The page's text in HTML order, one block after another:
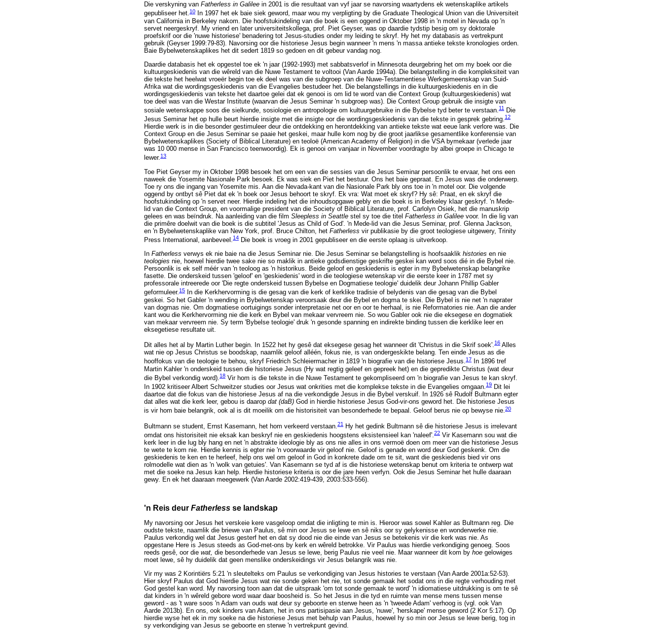
Die verskyning van Fatherless in Galilee in 2001 is die resultaat van vyf jaar se navorsing waartydens ek wetenskaplike artikels
gepubliseer het.10
In 1997 het ek baie siek geword, maar wou my verpligting by die Graduate Theological Union van die Universiteit
van California in Berkeley nakom. Die hoofstukindeling van die boek is een oggend in Oktober 1998 in 'n motel in Nevada op 'n
servet neergeskryf. My vriend en later universiteitskollega, prof. Piet Geyser, was op daardie tydstip besig om sy doktorale
proefskrif oor die 'nuwe historiese' benadering tot Jesus-studies onder my leiding te skryf. Hy het my databasis as vertrekpunt
gebruik (Geyser 1999:79-83). Navorsing oor die historiese Jesus begin wanneer 'n mens 'n massa antieke tekste kronologies orden.
Baie Bybelwetenskaplikes het dit sedert 1819 so gedoen en dit gebeur vandag nog.
Daardie databasis het ek opgestel toe ek 'n jaar (1992-1993) met sabbatsverlof in Minnesota deurgebring het om my boek oor die
kultuurgeskiedenis van die wêreld van die Nuwe Testament te voltooi (Van Aarde 1994a). Die belangstelling in die kompleksiteit van
die tekste het heelwat vroeër begin toe ek deel was van die subgroep van die Nuwe-Testamentiese Werkgemeenskap van Suid-
Afrika wat die wordingsgeskiedenis van die Evangelies bestudeer het. Die belangstellings in die kultuurgeskiedenis en in die
wordingsgeskiedenis van tekste het daartoe gelei dat ek genooi is om lid te word van die Context Group (kultuurgeskiedenis) wat
toe deel was van die Westar Institute (waarvan die Jesus Seminar 'n subgroep was). Die Context Group gebruik die insigte van
sosiale wetenskappe soos die sielkunde, sosiologie en antropologie om kultuurgebruike in die Bybelse tyd beter te verstaan.11
Die
Jesus Seminar het op hulle beurt hierdie insigte met die insigte oor die wordingsgeskiedenis van die tekste in gesprek gebring.12
Hierdie werk is in die besonder gestimuleer deur die ontdekking en herontdekking van antieke tekste wat eeue lank verlore was. Die
Context Group en die Jesus Seminar se paaie het geskei, maar hulle kom nog by die groot jaarlikse gesamentlike konferensie van
Bybelwetenskaplikes (Society of Biblical Literature) en teoloë (American Academy of Religion) in die VSA bymekaar (verlede jaar
was 10 000 mense in San Francisco teenwoordig). Ek is genooi om vanjaar in November voordragte by albei groepe in Chicago te
lewer.13
Toe Piet Geyser my in Oktober 1998 besoek het om een van die sessies van die Jesus Seminar persoonlik te ervaar, het ons een
naweek die Yosemite Nasionale Park besoek. Ek was siek en Piet het bestuur. Ons het baie gepraat. En Jesus was die onderwerp.
Toe ry ons die ingang van Yosemite mis. Aan die Nevada-kant van die Nasionale Park bly ons toe in 'n motel oor. Die volgende
oggend by ontbyt sê Piet dat ek 'n boek oor Jesus behoort te skryf. Ek vra: Wat moet ek skryf? Hy sê: Praat, en ek skryf die
hoofstukindeling op 'n servet neer. Hierdie indeling het die inhoudsopgawe gebly en die boek is in Berkeley klaar geskryf. 'n Mede-
lid van die Context Group, en voormalige president van die Society of Biblical Literature, prof. Carlolyn Osiek, het die manuskrip
gelees en was beïndruk. Na aanleiding van die film Sleepless in Seattle stel sy toe die titel Fatherless in Galilee voor. In die lig van
die primêre doelwit van die boek is die subtitel 'Jesus as Child of God'. 'n Mede-lid van die Jesus Seminar, prof. Glenna Jackson,
en 'n Bybelwetenskaplike van New York, prof. Bruce Chilton, het Fatherless vir publikasie by die groot teologiese uitgewery, Trinity
Press International, aanbeveel.14 Die boek is vroeg in 2001 gepubliseer en die eerste oplaag is uitverkoop.
In Fatherless verwys ek nie baie na die Jesus Seminar nie. Die Jesus Seminar se belangstelling is hoofsaaklik histories en nie
teologies nie, hoewel hierdie twee sake nie so maklik in antieke godsdienstige geskrifte geskei kan word soos dié in die Bybel nie.
Persoonlik is ek self méér van 'n teoloog as 'n historikus. Beide geloof en geskiedenis is egter in my Bybelwetenskap belangrike
fasette. Die onderskeid tussen 'geloof' en 'geskiedenis' word in die teologiese wetenskap vir die eerste keer in 1787 met sy
professorale intreerede oor 'Die regte onderskeid tussen Bybelse en Dogmatiese teologie' duidelik deur Johann Phillip Gabler
geformuleer.15
In die Kerkhervorming is die gesag van die kerk of kerklike tradisie of belydenis van die gesag van die Bybel
geskei. So het Gabler 'n wending in Bybelwetenskap veroorsaak deur die Bybel en dogma te skei. Die Bybel is nie net 'n naprater
van dogmas nie. Om dogmatiese oortuigings sonder interpretasie net oor en oor te herhaal, is nie Reformatories nie. Aan die ander
kant wou die Kerkhervorming nie die kerk en Bybel van mekaar vervreem nie. So wou Gabler ook nie die eksegese en dogmatiek
van mekaar vervreem nie. Sy term 'Bybelse teologie' druk 'n gesonde spanning en indirekte binding tussen die kerklike leer en
eksegetiese resultate uit.
Dit alles het al by Martin Luther begin. In 1522 het hy gesê dat eksegese gesag het wanneer dit 'Christus in die Skrif soek'.16 Alles
wat nie op Jesus Christus se boodskap, naamlik geloof alléén, fokus nie, is van ondergeskikte belang. Ten einde Jesus as die
hooffokus van die teologie te behou, skryf Friedrich Schleiermacher in 1819 'n biografie van die historiese Jesus.17
In 1896 tref
Martin Kahler 'n onderskeid tussen die historiese Jesus (Hy wat regtig geleef en gepreek het) en die gepredikte Christus (wat deur
die Bybel verkondig word). 18 Vir hom is die tekste in die Nuwe Testament te gekompliseerd om 'n biografie van Jesus te kan skryf.
In 1902 kritiseer Albert Schweitzer studies oor Jesus wat onkrities met die komplekse tekste in die Evangelies omgaan.19 Dit lei
daartoe dat die fokus van die historiese Jesus af na die verkondigde Jesus in die Bybel verskuif. In 1926 sê Rudolf Bultmann egter
dat alles wat die kerk leer, gebou is daarop dat (daB) God in hierdie historiese Jesus God-vir-ons geword het. Die historiese Jesus
is vir hom baie belangrik, ook al is dit moeilik om die historisiteit van besonderhede te bepaal. Geloof berus nie op bewyse nie.20
Bultmann se student, Ernst Kasemann, het hom verkeerd verstaan.21
Hy het gedink Bultmann sê die historiese Jesus is irrelevant
omdat ons historisiteit nie eksak kan beskryf nie en geskiedenis hoogstens eksistensieel kan 'naleef'.22 Vir Kasemann sou wat die
kerk leer in die lug bly hang en net 'n abstrakte ideologie bly as ons nie alles in ons vermoë doen om meer van die historiese Jesus
te wete te kom nie. Hierdie kennis is egter nie 'n voorwaarde vir geloof nie. Geloof is genade en word deur God geskenk. Om die
geskiedenis te ken en te herleef, help ons wel om geloof in God in konkrete dade om te sit, want die geskiedenis bied vir ons
rolmodelle wat dien as 'n 'wolk van getuies'. Van Kasemann se tyd af is die historiese wetenskap benut om kriteria te ontwerp wat
met die soeke na Jesus kan help. Hierdie historiese kriteria is oor die jare heen verfyn. Ook die Jesus Seminar het hulle daaraan
gewy. En ek het daaraan meegewerk (Van Aarde 2002:419-439, 2003:533-556).
'n Reis deur Fatherless se landskap
My navorsing oor Jesus het verskeie kere vasgeloop omdat die inligting te min is. Hieroor was sowel Kahler as Bultmann reg. Die
oudste tekste, naamlik die briewe van Paulus, sê min oor Jesus se lewe en sê niks oor sy gelykenisse en wonderwerke nie.
Paulus verkondig wel dat Jesus gesterf het en dat sy dood nie die einde van Jesus se betekenis vir die kerk was nie. As
opgestane Here is Jesus steeds as God-met-ons by kerk en wêreld betrokke. Vir Paulus was hierdie verkondiging genoeg. Soos
reeds gesê, oor die wat, die besonderhede van Jesus se lewe, berig Paulus nie veel nie. Maar wanneer dit kom by hoe gelowiges
moet lewe, sê hy duidelik dat geen menslike onderskeidings vir Jesus belangrik was nie.
Vir my was 2 Korintiërs 5:21 'n sleutelteks om Paulus se verkondiging van Jesus histories te verstaan (Van Aarde 2001a:52-53).
Hier skryf Paulus dat God hierdie Jesus wat nie sonde geken het nie, tot sonde gemaak het sodat ons in die regte verhouding met
God gestel kan word. My navorsing toon aan dat die uitspraak 'om tot sonde gemaak te word' 'n idiomatiese uitdrukking is om te sê
dat kinders in 'n wêreld gebore word waar daar boosheid is. So het Jesus in die tyd en ruimte van mense mens tussen mense
geword - as 't ware soos 'n Adam van ouds wat deur sy geboorte en sterwe heen as 'n 'tweede Adam' verhoog is (vgl. ook Van
Aarde 2013b). En ons, ook kinders van Adam, het in ons partisipasie aan Jesus, 'nuwe', 'herskape' mense geword (2 Kor 5:17). Op
hierdie wyse het ek in my soeke na die historiese Jesus met behulp van Paulus, hoewel hy so min oor Jesus se lewe berig, tog in
sy verkondiging van Jesus se geboorte en sterwe 'n vertrekpunt gevind.